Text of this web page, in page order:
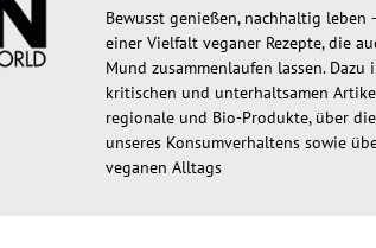
Bewusst genießen, nachhaltig
einer Vielfalt veganer Rezepte, die
Mund zusammenlaufen lassen.
kritischen und unterhaltsamen
regionale und Bio-Produkte, über
unseres Konsumverhaltens sowie
veganen Alltags